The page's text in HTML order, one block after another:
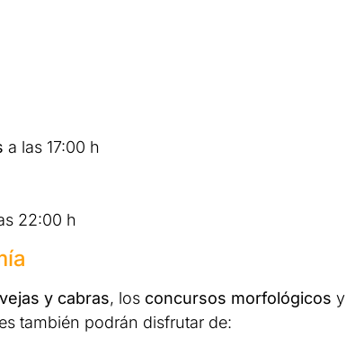
a las 17:00 h
22:00 h
y cabras, los concursos morfológicos y
también podrán disfrutar de: